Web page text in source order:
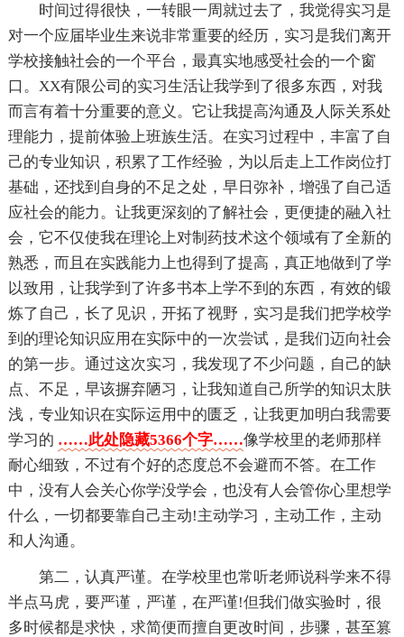
时间过得很快，一转眼一周就过去了，我觉得实习是
对一个应届毕业生来说非常重要的经历，实习是我们离开
学校接触社会的一个平台，最真实地感受社会的一个窗
口。XX有限公司的实习生活让我学到了很多东西，对我
而言有着十分重要的意义。它让我提高沟通及人际关系处
理能力，提前体验上班族生活。在实习过程中，丰富了自
己的专业知识，积累了工作经验，为以后走上工作岗位打
基础，还找到自身的不足之处，早日弥补，增强了自己适
应社会的能力。让我更深刻的了解社会，更便捷的融入社
会，它不仅使我在理论上对制药技术这个领域有了全新的
熟悉，而且在实践能力上也得到了提高，真正地做到了学
以致用，让我学到了许多书本上学不到的东西，有效的锻
炼了自己，长了见识，开拓了视野，实习是我们把学校学
到的理论知识应用在实际中的一次尝试，是我们迈向社会
的第一步。通过这次实习，我发现了不少问题，自己的缺
点、不足，早该摒弃陋习，让我知道自己所学的知识太肤
浅，专业知识在实际运用中的匮乏，让我更加明白我需要
学习的 ……此处隐藏5366个字……像学校里的老师那样
耐心细致，不过有个好的态度总不会避而不答。在工作
中，没有人会关心你学没学会，也没有人会管你心里想学
什么，一切都要靠自己主动!主动学习，主动工作，主动
和人沟通。
第二，认真严谨。在学校里也常听老师说科学来不得
半点马虎，要严谨，严谨，在严谨!但我们做实验时，很
多时候都是求快，求简便而擅自更改时间，步骤，甚至篡